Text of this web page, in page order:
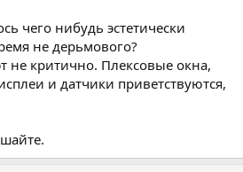
чего нибудь эстетически
не дерьмового?
не критично. Плексовые окна,
и датчики приветствуются,